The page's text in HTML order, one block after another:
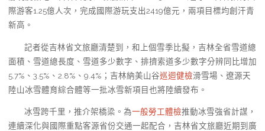
際游客1.25億人次，完成國際游玩支出2419億元，兩項目標均創汗青
新高。
記者從吉林省文旅廳清楚到，和上個雪季比擬，吉林全省雪道總
面積、雪道總長度、雪道多少數字、排擠索道多少數字分辨同比增加
5.7%、3.5%、2.8%、9.4%；吉林納美山谷巡迴健檢滑雪場、遼源天
陸山冰雪體育綜合體等一批冰雪新項目也將陸續發布。
冰雪跨千里，推介架橋梁。為一般勞工體檢推動冰雪強省計謀，
連續深化與國際重點客源省份交通一起配合，吉林省文旅廳近期到廣